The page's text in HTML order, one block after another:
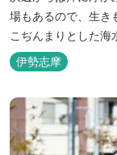
場もあるので、生き
こぢんまりとした海水浴場です。 海水
１ヶ所 無料 バリア
ー】 無料 外
伊勢志摩